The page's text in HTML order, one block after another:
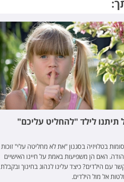
תיתנו לילד "להחליט עליכם"
בטלויזיה בסגנון "את לא מחליטה עלי" זוכות
האם הן משפיעות באמת על חיינו האישיים
עם הילדים? כיצד עלינו לנהוג בחינוך ובקבלת
אל מול הילדים.